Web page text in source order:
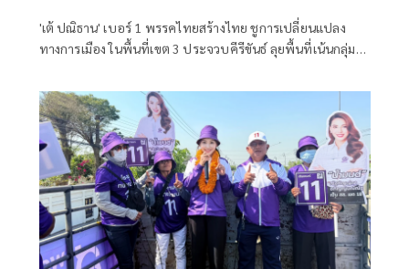
'เต้ ปณิธาน' เบอร์ 1 พรรคไทยสร้างไทย ชูการเปลี่ยนแปลง
ทางการเมือง ในพื้นที่เขต 3 ประจวบคีรีขันธ์ ลุยพื้นที่เน้นกลุ่ม
การล่าชื่อหัวคะแนนแบบเก่า ใช้'กระสุน'เพื่อให้ได้ชัยชนะ ปลุก
ประชาชนออกจากความกลัวในอำนาจเดิมเพื่อชีวิตที่ดีกว่า